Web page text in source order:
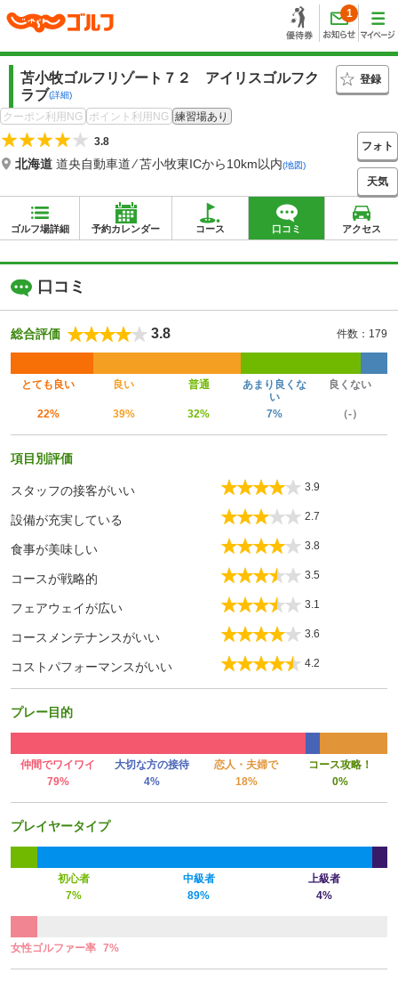
1
苫小牧ゴルフリゾート７２ アイリスゴルフク
ラブ(詳細)
登録
クーポン利用NG ポイント利用NG 練習場あり
3.8
北海道 道央自動車道 ⁄ 苫小牧東ICから10km以内(地図)
フォト
天気
ゴルフ場詳細 予約カレンダー コース 口コミ アクセス
口コミ
総合評価 3.8 件数：179
とても良い 良い 普通
あまり良くな
い
良くない
22% 39% 32% 7% （-）
項目別評価
スタッフの接客がいい 3.9
設備が充実している 2.7
食事が美味しい 3.8
コースが戦略的 3.5
フェアウェイが広い 3.1
コースメンテナンスがいい 3.6
コストパフォーマンスがいい 4.2
プレー目的
仲間でワイワイ 大切な方の接待 恋人・夫婦で
コース攻略！
79%
4% 18% 0%
プレイヤータイプ
初心者 中級者
上級者
7%
89% 4%
女性ゴルファー率 7%